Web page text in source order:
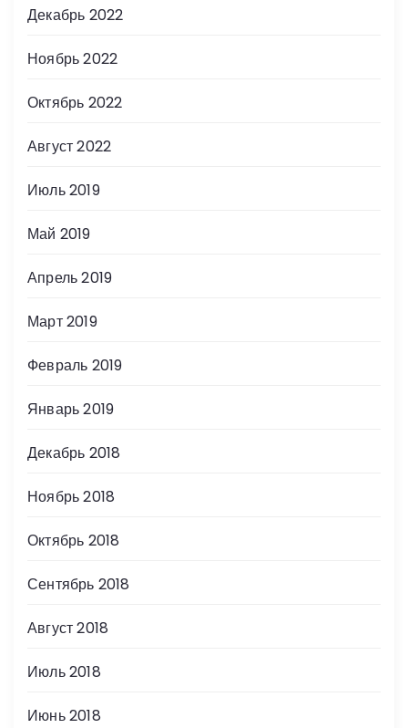
Декабрь 2022
Ноябрь 2022
Октябрь 2022
Август 2022
Июль 2019
Май 2019
Апрель 2019
Март 2019
Февраль 2019
Январь 2019
Декабрь 2018
Ноябрь 2018
Октябрь 2018
Сентябрь 2018
Август 2018
Июль 2018
Июнь 2018